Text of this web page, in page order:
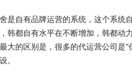
是自有品牌运营的系统，这个系统
韩都自有水平在不断增加，韩都动
的区别是，很多的代运营公司是“
。